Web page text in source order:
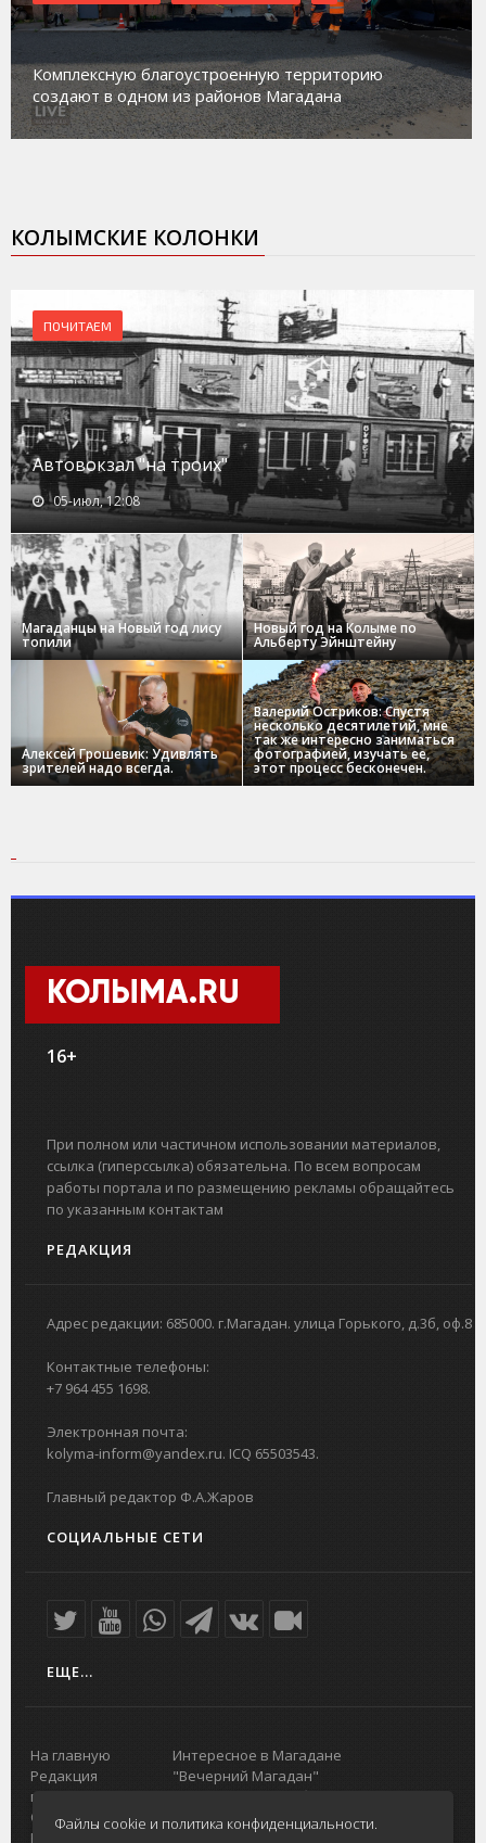
Комплексную благоустроенную территорию
создают в одном из районов Магадана
КОЛЫМСКИЕ КОЛОНКИ
ПОЧИТАЕМ
Автовокзал "на троих"
05-июл, 12:08
Магаданцы на Новый год лису
топили
Новый год на Колыме по
Альберту Эйнштейну
Алексей Грошевик: Удивлять
зрителей надо всегда.
Валерий Остриков: Спустя
несколько десятилетий, мне
так же интересно заниматься
фотографией, изучать ее,
этот процесс бесконечен.
КОЛЫМА.RU
16+
При полном или частичном использовании материалов,
ссылка (гиперссылка) обязательна. По всем вопросам
работы портала и по размещению рекламы обращайтесь
по указанным контактам
РЕДАКЦИЯ
Адрес редакции: 685000. г.Магадан. улица Горького, д.3б, оф.8
Контактные телефоны:
+7 964 455 1698.
Электронная почта:
kolyma-inform@yandex.ru. ICQ 65503543.
Главный редактор Ф.А.Жаров
СОЦИАЛЬНЫЕ СЕТИ
ЕЩЕ...
На главную
Редакция
портала
О проекте
Реклама на
Интересное в Магадане
"Вечерний Магадан"
Городская доска объявлений
Реклама
Главный туристический портал
Файлы cookie и политика конфиденциальности.